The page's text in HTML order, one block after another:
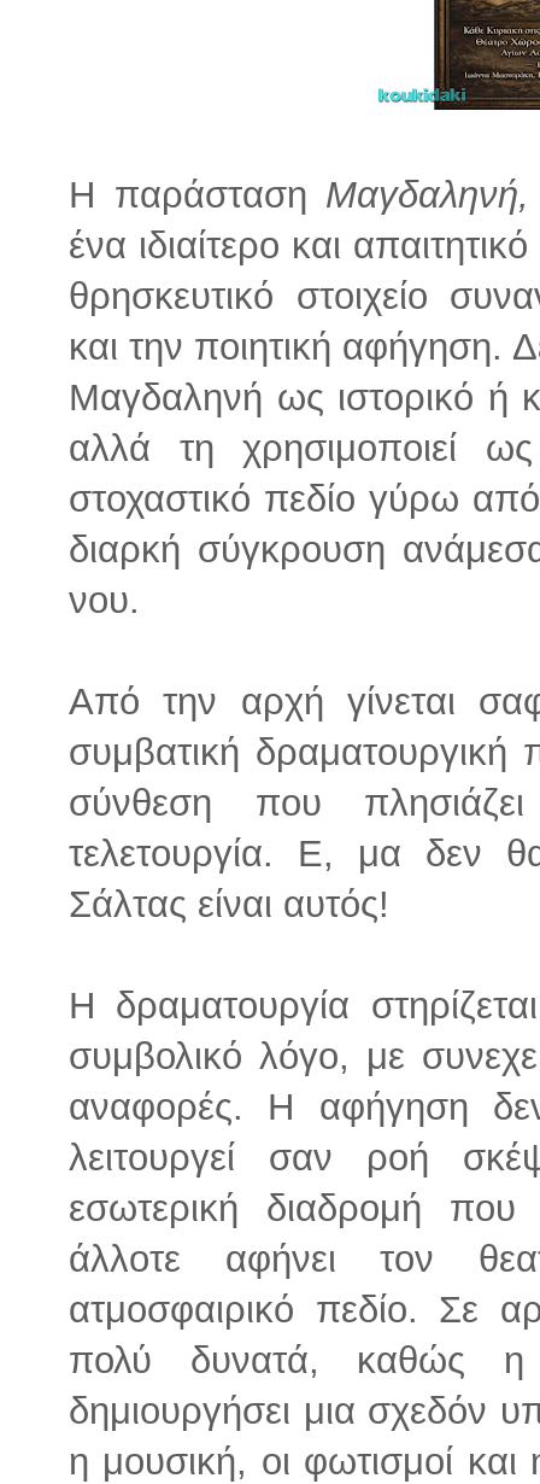
Η παράσταση
ένα ιδιαίτερο και
θρησκευτικό στοιχείο
και την ποιητική αφήγηση.
Μαγδαληνή ως ιστορικό ή
αλλά τη χρησιμοποιεί
στοχαστικό πεδίο γύρω
διαρκή σύγκρουση
νου.
Από την αρχή γίνεται
συμβατική δραματουργική
σύνθεση που
τελετουργία. Ε, μα δεν
Σάλτας είναι αυτός!
Η δραματουργία
συμβολικό λόγο, με
αναφορές. Η αφήγηση δεν
λειτουργεί σαν ροή
εσωτερική διαδρομή που
άλλοτε αφήνει τον
ατμοσφαιρικό πεδίο. Σε
πολύ δυνατά, καθώς η
δημιουργήσει μια σχεδόν
η μουσική, οι φωτισμοί και